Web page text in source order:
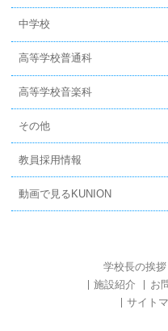
中学校
高等学校普通科
高等学校音楽科
その他
教員採用情報
動画で見るKUNION
学校長の挨拶
施設紹介
お
サイト